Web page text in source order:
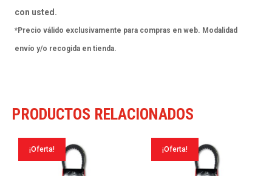
con usted.
*Precio válido exclusivamente para compras en web. Modalidad
envío y/o recogida en tienda.
PRODUCTOS RELACIONADOS
¡Oferta! ¡Oferta!